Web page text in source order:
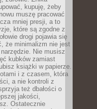
kupuję, żeby
muszę pracować
mniej presji, a to
które są zgodne z
drogi pojawia się
że minimalizm nie jest
Nie musisz
kubków zamiast
książki w papierze.
i z czasem, która
a nie kontroli z
też dbałości o
jakości,
Ostatecznie